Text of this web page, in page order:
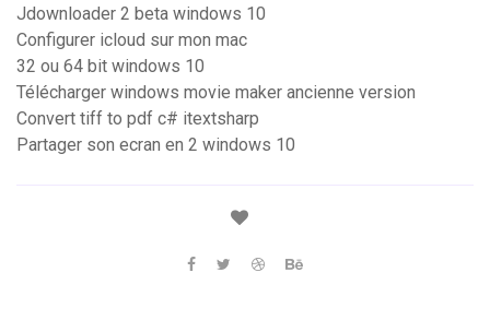
Jdownloader 2 beta windows 10
Configurer icloud sur mon mac
32 ou 64 bit windows 10
Télécharger windows movie maker ancienne version
Convert tiff to pdf c# itextsharp
Partager son ecran en 2 windows 10